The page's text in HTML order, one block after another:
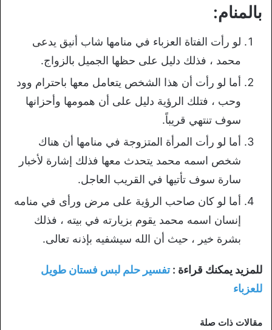
بالمنام:
لو رأت الفتاة العزباء في منامها شاب أنيق يدعى
محمد ، فذلك دليل على حظها الجميل بالزواج.
أما لو رأت أن هذا الشخص يتعامل معها باحترام وود
وحب ، فتلك الرؤية دليل على أن همومها وأحزانها
سوف تنتهي قريباً.
أما لو رأت المرأة المتزوجة في منامها أن هناك
شخص اسمه محمد يتحدث معها فذلك إشارة لأخبار
سارة سوف تأتيها في القريب العاجل.
أما لو كان صاحب الرؤية على مرض ورأى في منامه
إنسان اسمه محمد يقوم بزيارته في بيته ، فذلك
بشرة خير ، حيث أن الله سيشفيه بإذنه تعالى.
للمزيد يمكنك قراءة :تفسير حلم لبس فستان طويل
للعزباء
مقالات ذات صلة